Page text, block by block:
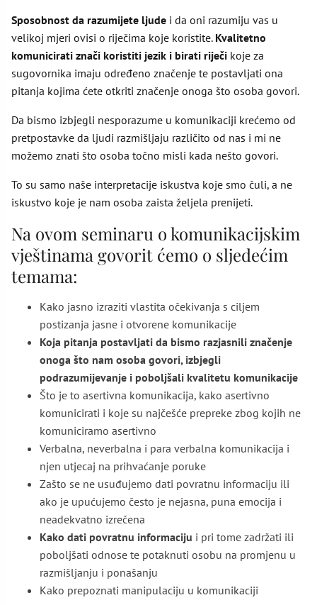
Sposobnost da razumijete ljude i da oni razumiju vas u
velikoj mjeri ovisi o riječima koje koristite. Kvalitetno
komunicirati znači koristiti jezik i birati riječi koje za
sugovornika imaju određeno značenje te postavljati ona
pitanja kojima ćete otkriti značenje onoga što osoba govori.
Da bismo izbjegli nesporazume u komunikaciji krećemo od
pretpostavke da ljudi razmišljaju različito od nas i mi ne
možemo znati što osoba točno misli kada nešto govori.
To su samo naše interpretacije iskustva koje smo čuli, a ne
iskustvo koje je nam osoba zaista željela prenijeti.
Na ovom seminaru o komunikacijskim
vještinama govorit ćemo o sljedećim
temama:
Kako jasno izraziti vlastita očekivanja s ciljem
postizanja jasne i otvorene komunikacije
Koja pitanja postavljati da bismo razjasnili značenje
onoga što nam osoba govori, izbjegli
podrazumijevanje i poboljšali kvalitetu komunikacije
Što je to asertivna komunikacija, kako asertivno
komunicirati i koje su najčešće prepreke zbog kojih ne
komuniciramo asertivno
Verbalna, neverbalna i para verbalna komunikacija i
njen utjecaj na prihvaćanje poruke
Zašto se ne usuđujemo dati povratnu informaciju ili
ako je upućujemo često je nejasna, puna emocija i
neadekvatno izrečena
Kako dati povratnu informaciju i pri tome zadržati ili
poboljšati odnose te potaknuti osobu na promjenu u
razmišljanju i ponašanju
Kako prepoznati manipulaciju u komunikaciji